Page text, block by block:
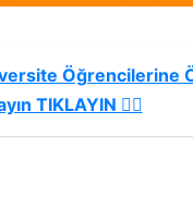
Öğrencilerine
TIKLAYIN 👈🏻